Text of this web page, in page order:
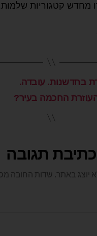
מחדש קטגוריות שלמות.
בחדשנות. עובדה.
החכמה בעיר?
כתיבת תגובה
יוצג באתר. שדות החובה